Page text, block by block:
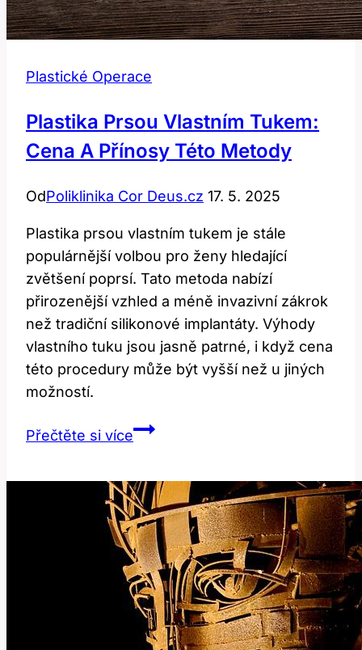
Plastické Operace
Plastika Prsou Vlastním Tukem:
Cena A Přínosy Této Metody
OdPoliklinika Cor Deus.cz 17. 5. 2025
Plastika prsou vlastním tukem je stále
populárnější volbou pro ženy hledající
zvětšení poprsí. Tato metoda nabízí
přirozenější vzhled a méně invazivní zákrok
než tradiční silikonové implantáty. Výhody
vlastního tuku jsou jasně patrné, i když cena
této procedury může být vyšší než u jiných
možností.
Přečtěte si vícePlastika
tukem:
Cena
a
přínosy
této
metody